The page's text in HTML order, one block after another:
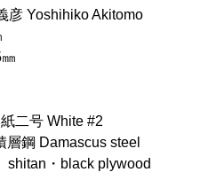
彦 Yoshihiko Akitomo
二号 White #2
層鋼 Damascus steel
shitan・black plywood